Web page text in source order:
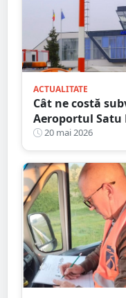
ACTUALITATE
Cât ne costă
Aeroportul Satu
nivel național
20 mai 2026